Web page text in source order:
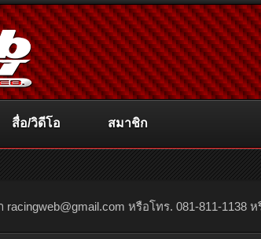
racingweb@gmail.com หรือโทร. 081-811-1138
สื่อ/วิดีโอ สมาชิก